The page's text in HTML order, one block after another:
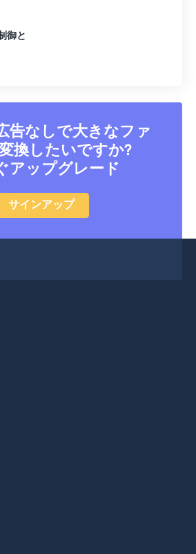
御と
告なしで大きなファ
換したいですか?
アップグレード
サインアップ